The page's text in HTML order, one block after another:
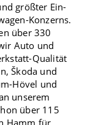
größter Ein-
Konzerns.
über 330
Auto und
Qualität
Škoda und
Hövel und
unserem
über 115
Hamm für